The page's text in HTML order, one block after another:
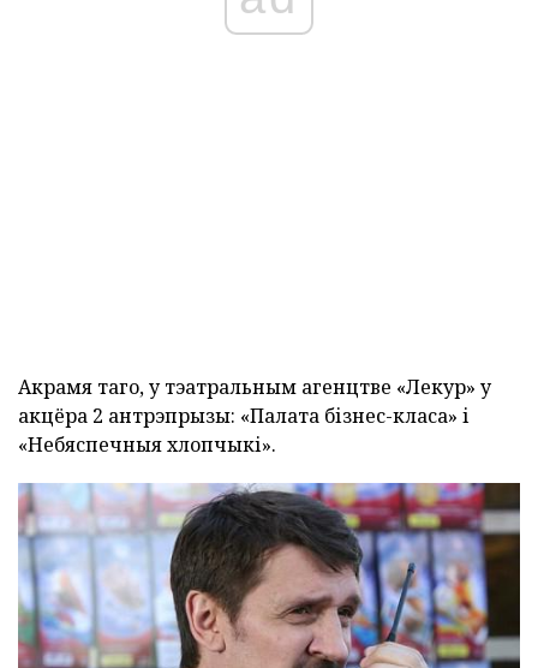
Акрамя таго, у тэатральным агенцтве «Лекур» у
акцёра 2 антрэпрызы: «Палата бізнес-класа» і
«Небяспечныя хлопчыкі».